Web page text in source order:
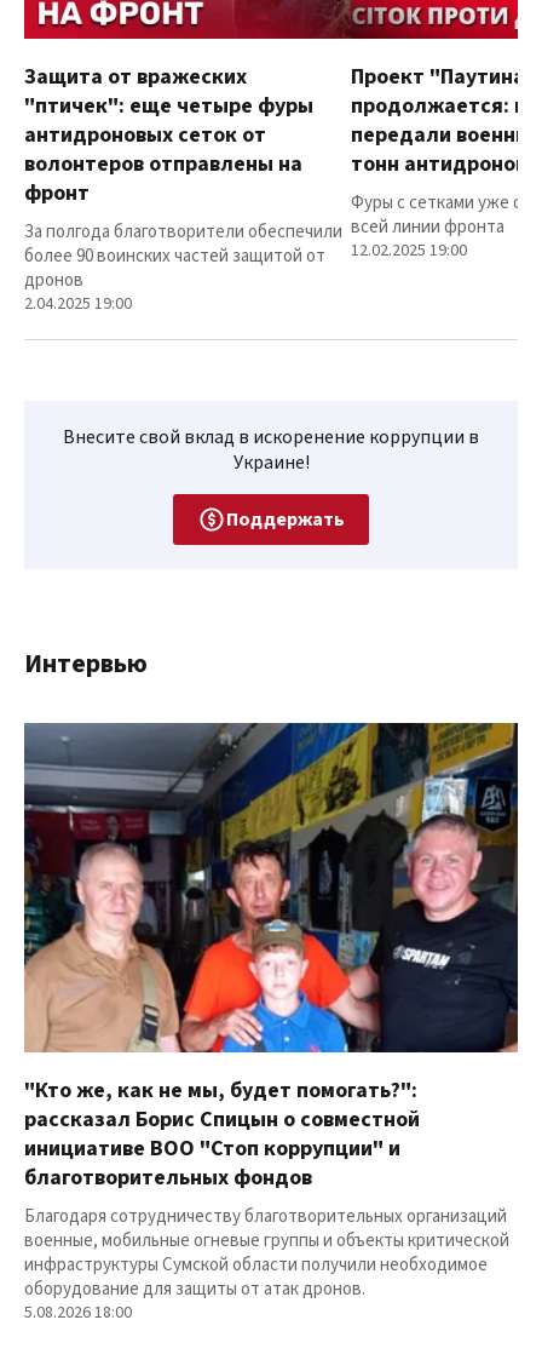
Защита от вражеских
"птичек": еще четыре фуры
антидроновых сеток от
волонтеров отправлены на
фронт
За полгода благотворители обеспечили
более 90 воинских частей защитой от
дронов
2.04.2025 19:00
Проект "Паутина"
продолжается:
передали
тонн
Фуры с сетками уже
всей линии фронта
12.02.2025 19:00
Внесите свой вклад в искоренение коррупции в
Украине!
Поддержать
Интервью
"Кто же, как не мы, будет помогать?":
рассказал Борис Спицын о совместной
инициативе ВОО "Стоп коррупции" и
благотворительных фондов
Благодаря сотрудничеству благотворительных организаций
военные, мобильные огневые группы и объекты критической
инфраструктуры Сумской области получили необходимое
оборудование для защиты от атак дронов.
5.08.2026 18:00